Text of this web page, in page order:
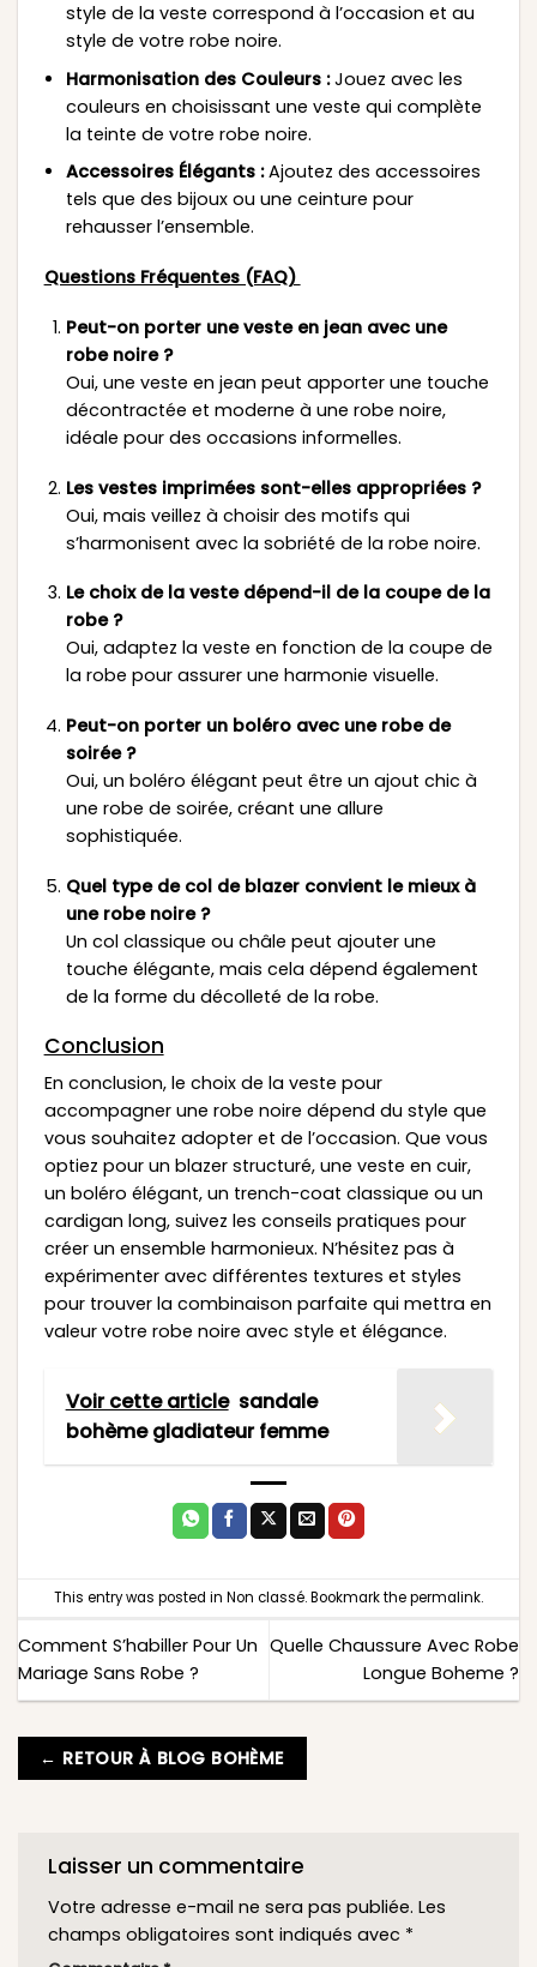
style de la veste correspond à l’occasion et au
style de votre robe noire.
Harmonisation des Couleurs :Jouez avec les
couleurs en choisissant une veste qui complète
la teinte de votre robe noire.
Accessoires Élégants :Ajoutez des accessoires
tels que des bijoux ou une ceinture pour
rehausser l’ensemble.
Questions Fréquentes (FAQ)
Peut-on porter une veste en jean avec une
robe noire ?
Oui, une veste en jean peut apporter une touche
décontractée et moderne à une robe noire,
idéale pour des occasions informelles.
Les vestes imprimées sont-elles appropriées ?
Oui, mais veillez à choisir des motifs qui
s’harmonisent avec la sobriété de la robe noire.
Le choix de la veste dépend-il de la coupe de la
robe ?
Oui, adaptez la veste en fonction de la coupe de
la robe pour assurer une harmonie visuelle.
Peut-on porter un boléro avec une robe de
soirée ?
Oui, un boléro élégant peut être un ajout chic à
une robe de soirée, créant une allure
sophistiquée.
Quel type de col de blazer convient le mieux à
une robe noire ?
Un col classique ou châle peut ajouter une
touche élégante, mais cela dépend également
de la forme du décolleté de la robe.
Conclusion
En conclusion, le choix de la veste pour
accompagner une robe noire dépend du style que
vous souhaitez adopter et de l’occasion. Que vous
optiez pour un blazer structuré, une veste en cuir,
un boléro élégant, un trench-coat classique ou un
cardigan long, suivez les conseils pratiques pour
créer un ensemble harmonieux. N’hésitez pas à
expérimenter avec différentes textures et styles
pour trouver la combinaison parfaite qui mettra en
valeur votre robe noire avec style et élégance.
Voir cette article sandale
bohème gladiateur femme
This entry was posted in Non classé. Bookmark thepermalink.
Comment S’habiller Pour Un
Mariage Sans Robe ?
Quelle Chaussure Avec Robe
Longue Boheme ?
← RETOUR À BLOG BOHÈME
Laisser un commentaire
Votre adresse e-mail ne sera pas publiée. Les
champs obligatoires sont indiqués avec *